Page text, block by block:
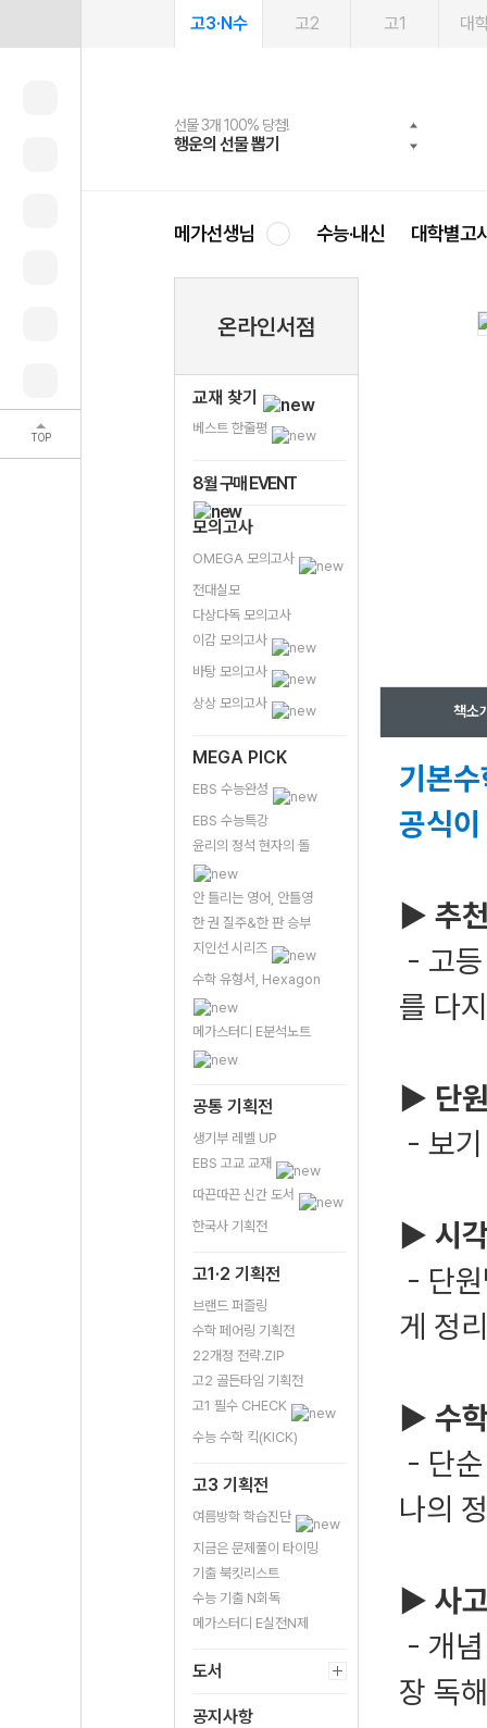
TOP
고3·N수 고2 고1 대
선물 3개 100% 당첨!
행운의 선물 뽑기
선물 100% 증정!
메가스터디 X 올리브
여름방학 스터디 캐시백
메가런 썸머스쿨
2027 러셀 단과
강사 공개선발
스마트러닝앱
설문 EVENT
메가패스
3일 무료 체험권
메가패스 수강생 무료혜택!
메가클럽 멤버십
사회공헌 캠페인
희망이룸 메가나눔
메가선생님 수능·내신 대학별고
온라인서점
교재 찾기
베스트 한줄평
8월 구매 EVENT
모의고사
OMEGA 모의고사
전대실모
다상다독 모의고사
이감 모의고사
바탕 모의고사
상상 모의고사
MEGA PICK
EBS 수능완성
EBS 수능특강
윤리의 정석 현자의 돌
안 틀리는 영어, 안틀영
한 권 질주&한 판 승부
지인선 시리즈
수학 유형서, Hexagon
메가스터디 E분석노트
공통 기획전
생기부 레벨 UP
EBS 고교 교재
따끈따끈 신간 도서
한국사 기획전
고1·2 기획전
브랜드 퍼즐링
수학 페어링 기획전
22개정 전략.ZIP
고2 골든타임 기획전
고1 필수 CHECK
수능 수학 킥(KICK)
고3 기획전
여름방학 학습진단
지금은 문제풀이 타이밍
기출 북킷리스트
수능 기출 N회독
메가스터디 E실전N제
도서
공지사항
책소
기본
공식
▶ 추
- 고
를 다
▶ 단
- 보
▶ 시
- 단
게 정
▶ 수
- 단
나의
▶ 사
- 개
장 독